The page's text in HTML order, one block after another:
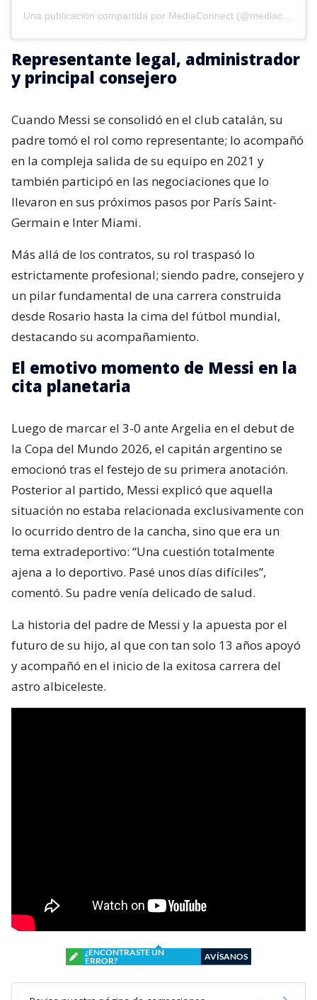
Representante legal, administrador
y principal consejero
Cuando Messi se consolidó en el club catalán, su
padre tomó el rol como representante; lo acompañó
en la compleja salida de su equipo en 2021 y
también participó en las negociaciones que lo
llevaron en sus próximos pasos por París Saint-
Germain e Inter Miami.
Más allá de los contratos, su rol traspasó lo
estrictamente profesional; siendo padre, consejero y
un pilar fundamental de una carrera construida
desde Rosario hasta la cima del fútbol mundial,
destacando su acompañamiento.
El emotivo momento de Messi en la
cita planetaria
Luego de marcar el 3-0 ante Argelia en el debut de
la Copa del Mundo 2026, el capitán argentino se
emocionó tras el festejo de su primera anotación.
Posterior al partido, Messi explicó que aquella
situación no estaba relacionada exclusivamente con
lo ocurrido dentro de la cancha, sino que era un
tema extradeportivo: “Una cuestión totalmente
ajena a lo deportivo. Pasé unos días difíciles”,
comentó. Su padre venía delicado de salud.
La historia del padre de Messi y la apuesta por el
futuro de su hijo, al que con tan solo 13 años apoyó
y acompañó en el inicio de la exitosa carrera del
astro albiceleste.
¿ENCONTRASTE UN
ERROR?
AVÍSANOS